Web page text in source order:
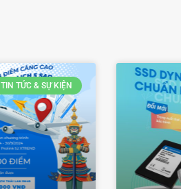
TIN TỨC & SỰ KIỆN